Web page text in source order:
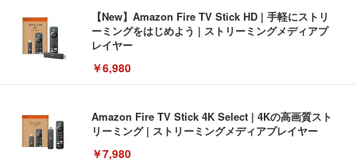
【New】Amazon Fire TV Stick HD | 手軽にストリ
ーミングをはじめよう | ストリーミングメディアプ
レイヤー
￥6,980
Amazon Fire TV Stick 4K Select | 4Kの高画質スト
リーミング | ストリーミングメディアプレイヤー
￥7,980